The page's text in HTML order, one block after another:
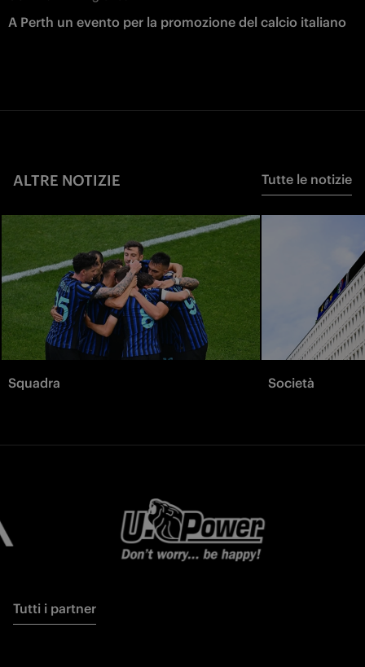
A Perth un evento per la promozione del calcio italiano
ALTRE NOTIZIE Tutte le notizie
Squadra Società
Tutti i partner